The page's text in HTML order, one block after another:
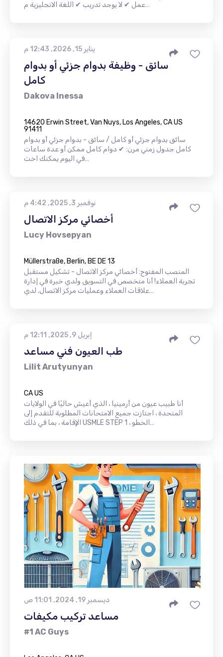
عمل ✔ لا يوجد تدريب ✔ اللغة الانجليزية م…
يناير 15, 2026, 12:43 م
سائق - وظيفة بدوام جزئي أو بدوام
كامل
Dakova Inessa
14620 Erwin Street, Van Nuys, Los Angeles, CA US
91411
سائق بدوام جزئي أو كامل / سائق - بدوام جزئي أو بدوام
كامل جدول زمني مرن: ✔ دوام كامل ممكن أو عدة ساعات
في اليوم يمكنك اخت…
نوفمبر 3, 2025, 4:42 م
أخصائي مركز الاتصال
Lucy Hovsepyan
Müllerstraße, Berlin, BE DE 13
المنصب المفتوح: أخصائي مركز الاتصال - تشكيل مستقبل
تجربة العملاء! أنا متخصص في التسويق ولدي خبرة في إدارة
علاقات العملاء وعمليات مركز الاتصال. لدي…
إبريل 9, 2025, 12:11 م
طب العيون فني مساعد
Lilit Arutyunyan
CA US
أنا طبيب عيون من أرمينيا ، الذي أعيش حاليًا في الولايات
المتحدة ، اجتازت جميع الامتحانات المطلوبة للتقدم إلى
الإقامة ، بما في ذلك USMLE STEP 1 ، الخطو…
ديسمبر 19, 2024, 11:01 ص
مساعد تركيب مكيفات
#1 AC Guys